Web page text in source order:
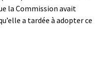
la Commission avait
a tardée à adopter ce